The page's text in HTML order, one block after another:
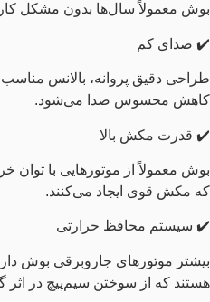
بوش معمولاً سال‌ها بدون مشکل
✔️ صدای کم
طراحی دقیق پروانه، بالانس
کاهش محسوس صدا می‌شود.
✔️ قدرت مکش بالا
بوش معمولاً از موتورهایی با توان
که مکش قوی ایجاد می‌کنند.
✔️ سیستم محافظ حرارتی
بیشتر موتورهای جاروبرقی بوش
هستند که از سوختن سیم‌پیچ در اثر